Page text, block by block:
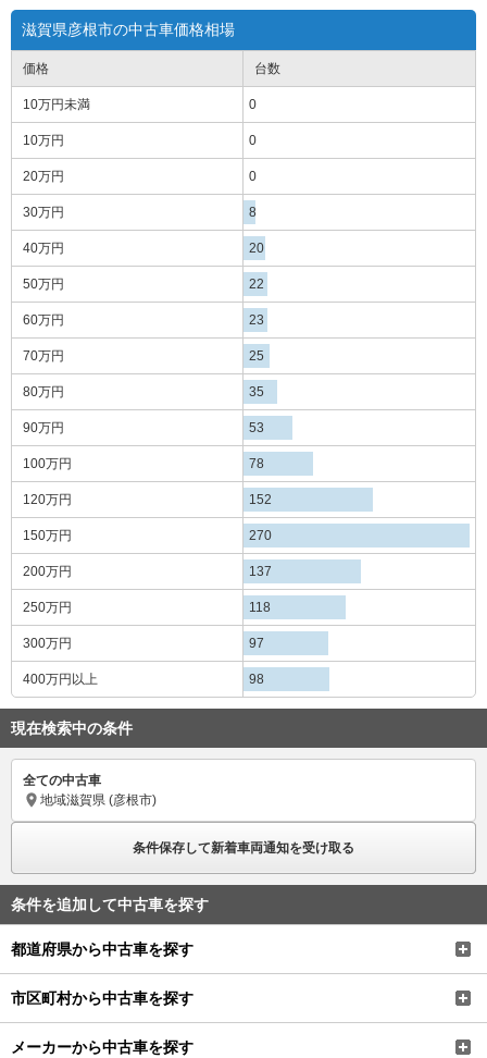
滋賀県彦根市の中古車価格相場
価格
10万円未満
10万円
20万円
30万円
40万円
50万円
60万円
70万円
80万円
90万円
100万円
120万円
150万円
200万円
250万円
300万円
400万円 以上
台数
0
0
0
8
20
22
23
25
35
53
78
152
270
137
118
97
98
現在検索中の条件
全ての中古車
地域滋賀県 (彦根市)
条件保存して新着車両通知を受け取る
条件を追加して中古車を探す
都道府県から中古車を探す
市区町村から中古車を探す
メーカーから中古車を探す